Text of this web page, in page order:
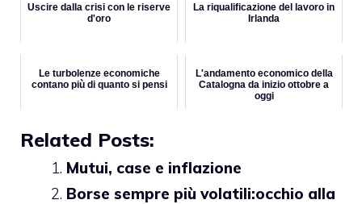
Uscire dalla crisi con le riserve
d'oro
La riqualificazione del lavoro in
Irlanda
Le turbolenze economiche
contano più di quanto si pensi
L'andamento economico della
Catalogna da inizio ottobre a
oggi
Related Posts:
Mutui, case e inflazione
Borse sempre più volatili:occhio alla